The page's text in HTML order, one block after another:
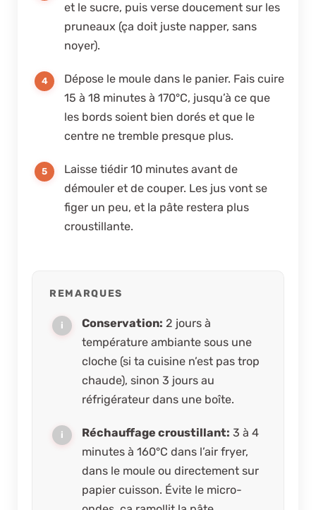
et le sucre, puis verse doucement sur les
pruneaux (ça doit juste napper, sans
noyer).
Dépose le moule dans le panier. Fais cuire
15 à 18 minutes à 170°C, jusqu’à ce que
les bords soient bien dorés et que le
centre ne tremble presque plus.
Laisse tiédir 10 minutes avant de
démouler et de couper. Les jus vont se
figer un peu, et la pâte restera plus
croustillante.
REMARQUES
Conservation: 2 jours à
température ambiante sous une
cloche (si ta cuisine n’est pas trop
chaude), sinon 3 jours au
réfrigérateur dans une boîte.
Réchauffage croustillant: 3 à 4
minutes à 160°C dans l’air fryer,
dans le moule ou directement sur
papier cuisson. Évite le micro-